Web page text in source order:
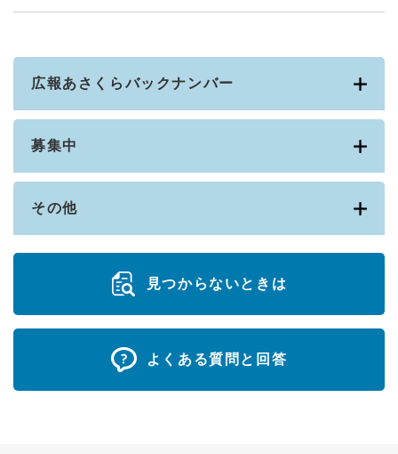
広報あさくらバックナンバー
募集中
その他
見つからないときは
よくある質問と回答